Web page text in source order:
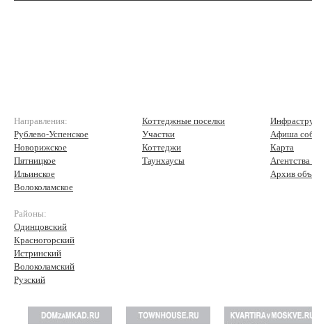
Направления:
Рублево-Успенское
Новорижское
Пятницкое
Ильинское
Волоколамское
Районы:
Одинцовский
Красногорский
Истринский
Волоколамский
Рузский
Коттеджные поселки
Участки
Коттеджи
Таунхаусы
Афиша
Карта
Архив